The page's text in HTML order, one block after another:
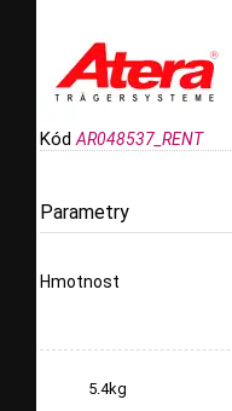
KódAR048537_RENT
Parametry
Hmotnost
5.4kg